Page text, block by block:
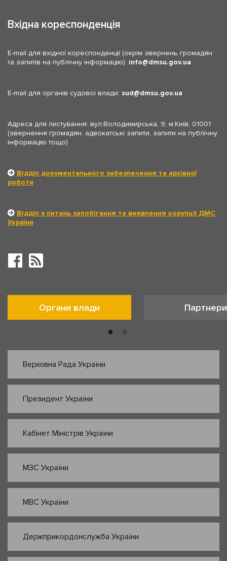
Вхідна кореспонденція
E-mail для вхідної кореспонденції (окрім звернень громадян
та запитів на публічну інформацію): info dmsu.gov.ua
E-mail для органів судової влади: sud dmsu.gov.ua
Адреса для листування: вул.Володимирська, 9, м.Київ, 01001
(звернення громадян, адвокатські запити, запити на публічну
інформацію тощо)
Відділ документального забезпечення та архівної
роботи
Відділ з питань запобігання та виявлення корупції ДМС
України
Органи влади Партнери
Верховна Рада України
Президент України
Кабінет Міністрів України
МЗС України
МВС України
Держприкордонслужба України